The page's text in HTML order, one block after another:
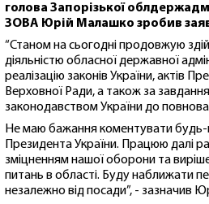
голова Запорізької
ЗОВА Юрій Малашко зробив
“Станом на сьогодні продовжую
діяльністю обласної державної
реалізацію законів України, актів
Верховної Ради, а також за
законодавством України до
Не маю бажання коментувати
Президента України. Працюю далі
зміцненням нашої оборони та
питань в області. Буду наближати
незалежно від посади”, - зазначив